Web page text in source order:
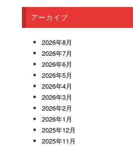
アーカイブ
2026年8月
2026年7月
2026年6月
2026年5月
2026年4月
2026年3月
2026年2月
2026年1月
2025年12月
2025年11月